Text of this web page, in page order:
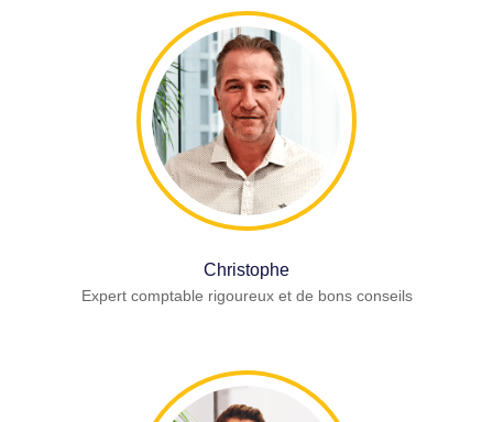
Christophe
Expert comptable rigoureux et de bons conseils